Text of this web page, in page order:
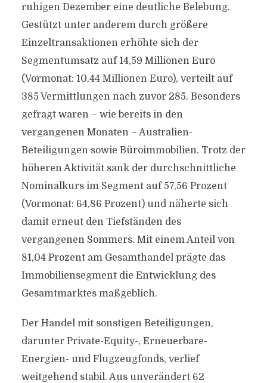
ruhigen Dezember eine deutliche Belebung.
Gestützt unter anderem durch größere
Einzeltransaktionen erhöhte sich der
Segmentumsatz auf 14,59 Millionen Euro
(Vormonat: 10,44 Millionen Euro), verteilt auf
385 Vermittlungen nach zuvor 285. Besonders
gefragt waren – wie bereits in den
vergangenen Monaten – Australien-
Beteiligungen sowie Büroimmobilien. Trotz der
höheren Aktivität sank der durchschnittliche
Nominalkurs im Segment auf 57,56 Prozent
(Vormonat: 64,86 Prozent) und näherte sich
damit erneut den Tiefständen des
vergangenen Sommers. Mit einem Anteil von
81,04 Prozent am Gesamthandel prägte das
Immobiliensegment die Entwicklung des
Gesamtmarktes maßgeblich.
Der Handel mit sonstigen Beteiligungen,
darunter Private-Equity-, Erneuerbare-
Energien- und Flugzeugfonds, verlief
weitgehend stabil. Aus unverändert 62